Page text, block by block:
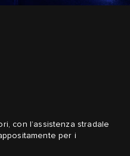
con l’assistenza stradale
per i